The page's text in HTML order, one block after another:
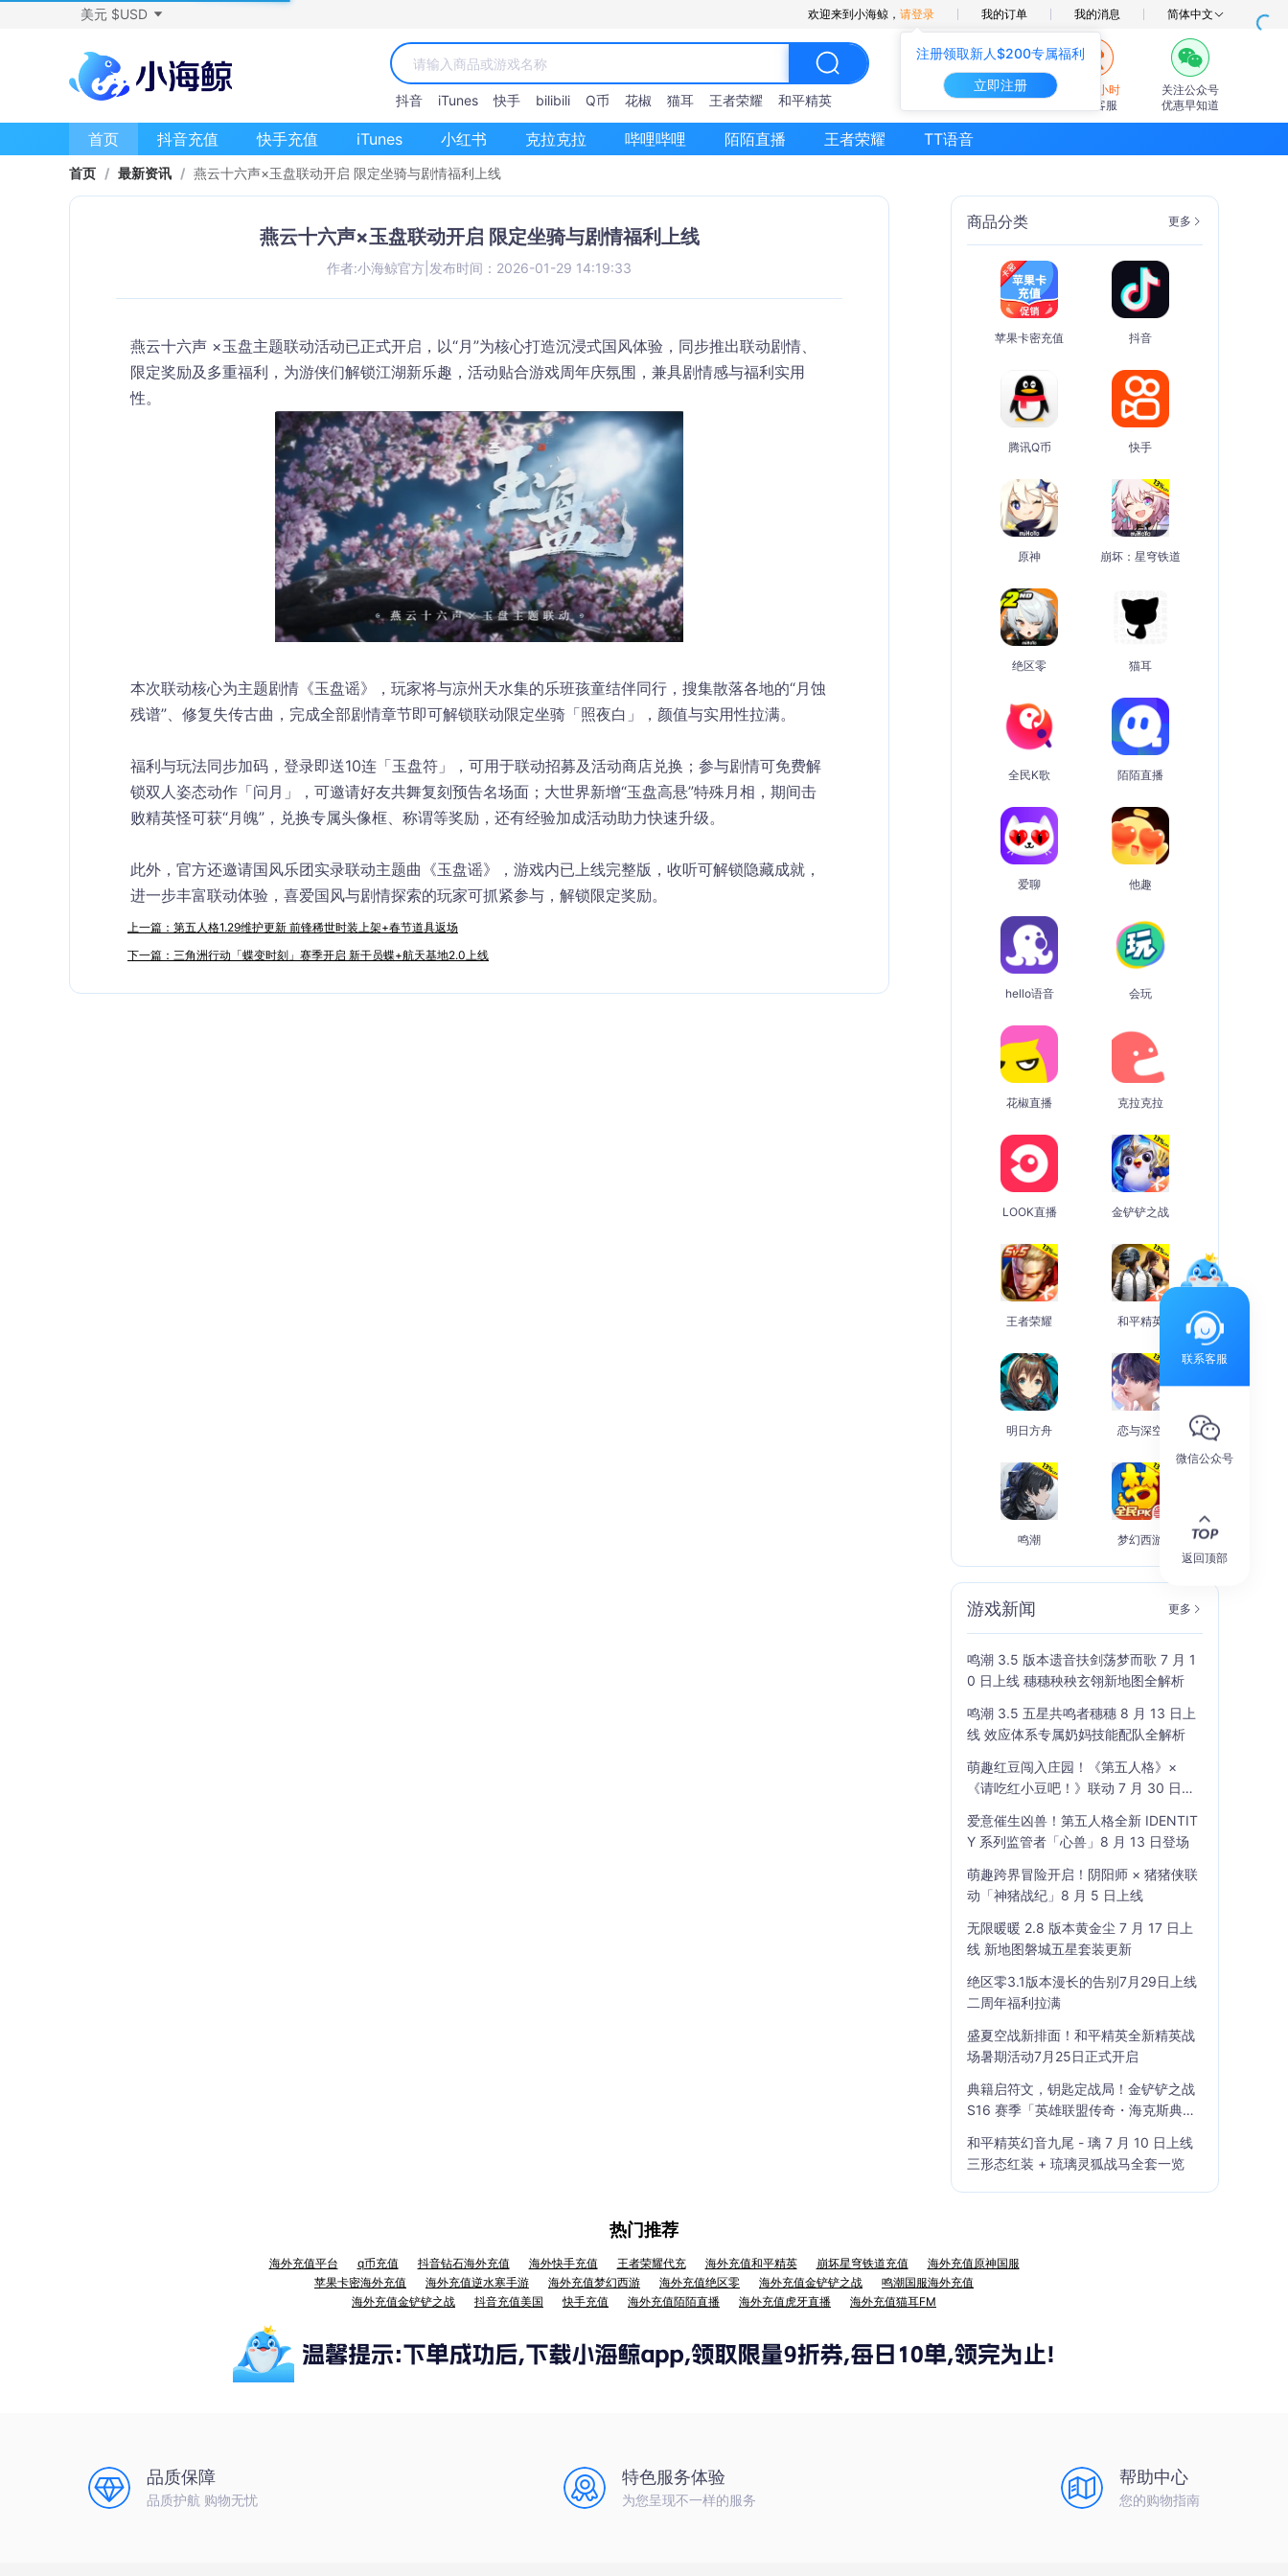
注册领取新人$200专属福利
立即注册
美元 $USD 欢迎来到小海鲸， 请登录 我的订单 我的消息 简体中文
抖音 iTunes 快手 bilibili Q币 花椒 猫耳 王者荣耀 和平精英
7×24小时
在线客服
关注公众号
优惠早知道
首页 抖音充值 快手充值 iTunes 小红书 克拉克拉 哔哩哔哩 陌陌直播 王者荣耀 TT语音
首页 / 最新资讯 / 燕云十六声×玉盘联动开启 限定坐骑与剧情福利上线
燕云十六声×玉盘联动开启 限定坐骑与剧情福利上线
作者:小海鲸官方 发布时间：2026-01-29 14:19:33
燕云十六声 ×玉盘主题联动活动已正式开启，以“月”为核心打造沉浸式国风体验，同步推出联动剧情、
限定奖励及多重福利，为游侠们解锁江湖新乐趣，活动贴合游戏周年庆氛围，兼具剧情感与福利实用
性。
本次联动核心为主题剧情《玉盘谣》，玩家将与凉州天水集的乐班孩童结伴同行，搜集散落各地的“月蚀
残谱”、修复失传古曲，完成全部剧情章节即可解锁联动限定坐骑「照夜白」，颜值与实用性拉满。
福利与玩法同步加码，登录即送10连「玉盘符」，可用于联动招募及活动商店兑换；参与剧情可免费解
锁双人姿态动作「问月」，可邀请好友共舞复刻预告名场面；大世界新增“玉盘高悬”特殊月相，期间击
败精英怪可获“月魄”，兑换专属头像框、称谓等奖励，还有经验加成活动助力快速升级。
此外，官方还邀请国风乐团实录联动主题曲《玉盘谣》，游戏内已上线完整版，收听可解锁隐藏成就，
进一步丰富联动体验，喜爱国风与剧情探索的玩家可抓紧参与，解锁限定奖励。
上一篇：第五人格1.29维护更新 前锋稀世时装上架+春节道具返场
下一篇：三角洲行动「蝶变时刻」赛季开启 新干员蝶+航天基地2.0上线
商品分类 更多
苹果卡密充值 抖音
腾讯Q币 快手
原神 崩坏：星穹铁道
绝区零 猫耳
全民K歌 陌陌直播
爱聊 他趣
hello语音 会玩
花椒直播 克拉克拉
LOOK直播 金铲铲之战
王者荣耀 和平精英
明日方舟 恋与深空
鸣潮 梦幻西游
游戏新闻 更多
鸣潮 3.5 版本遗音扶剑荡梦而歌 7 月 1
0 日上线 穗穗秧秧玄翎新地图全解析
鸣潮 3.5 五星共鸣者穗穗 8 月 13 日上
线 效应体系专属奶妈技能配队全解析
萌趣红豆闯入庄园！《第五人格》×
《请吃红小豆吧！》联动 7 月 30 日开
爱意催生凶兽！第五人格全新 IDENTIT
Y 系列监管者「心兽」8 月 13 日登场
萌趣跨界冒险开启！阴阳师 × 猪猪侠联
动「神猪战纪」8 月 5 日上线
无限暖暖 2.8 版本黄金尘 7 月 17 日上
线 新地图磐城五星套装更新
绝区零3.1版本漫长的告别7月29日上线
二周年福利拉满
盛夏空战新排面！和平精英全新精英战
场暑期活动7月25日正式开启
典籍启符文，钥匙定战局！金铲铲之战
S16 赛季「英雄联盟传奇・海克斯典
和平精英幻音九尾 - 璃 7 月 10 日上线
三形态红装 + 琉璃灵狐战马全套一览
热门推荐
海外充值平台 q币充值 抖音钻石海外充值 海外快手充值 王者荣耀代充 海外充值和平精英 崩坏星穹铁道充值
海外充值原神国服
苹果卡密海外充值
海外充值逆水寒手游 海外充值梦幻西游 海外充值绝区零 海外充值金铲铲之战
鸣潮国服海外充值
海外充值金铲铲之战
抖音充值美国 快手充值 海外充值陌陌直播 海外充值虎牙直播 海外充值猫耳FM
品质保障
品质护航 购物无忧
特色服务体验
为您呈现不一样的服务
帮助中心
您的购物指南
联系客服
微信公众号
返回顶部